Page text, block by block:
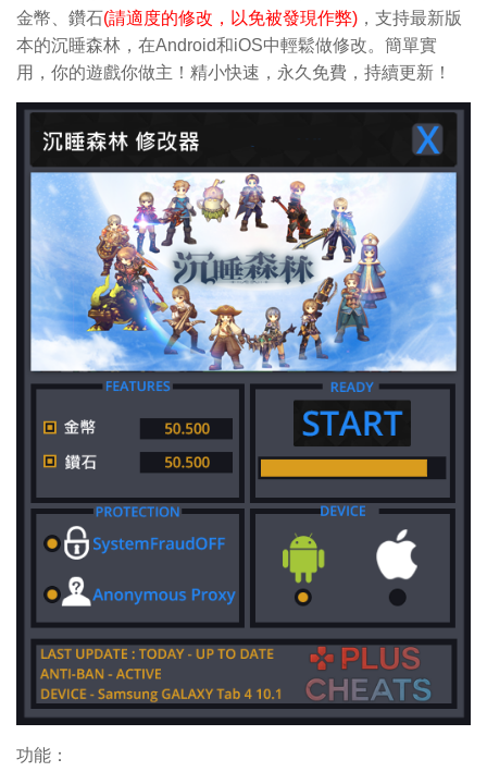
金幣、鑽石(請適度的修改，以免被發現作弊) ，支持最新版
本的沉睡森林，在Android和iOS中輕鬆做修改。簡單實
用，你的遊戲你做主！精小快速，永久免費，持續更新！
功能：